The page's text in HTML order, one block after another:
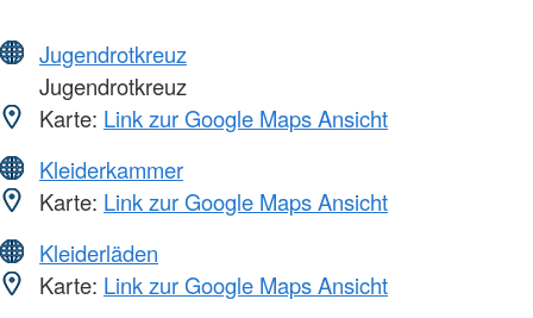
Jugendrotkreuz
Jugendrotkreuz
Karte: Link zur Google Maps Ansicht
Kleiderkammer
Karte: Link zur Google Maps Ansicht
Kleiderläden
Karte: Link zur Google Maps Ansicht